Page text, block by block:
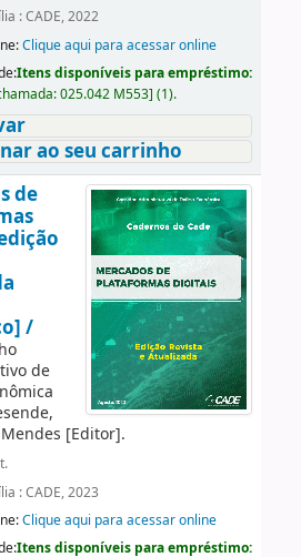
: CADE, 2022
Clique aqui para acessar online
Itens disponíveis para empréstimo:
025.042 M553] (1).
ao seu carrinho
de
/
de
[Editor].
: CADE, 2023
Clique aqui para acessar online
Itens disponíveis para empréstimo: